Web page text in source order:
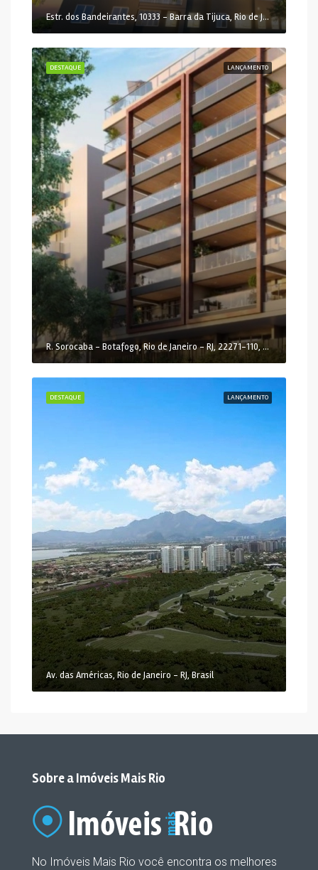
Estr. dos Bandeirantes, 10333 - Barra da Tijuca, Rio de Janeiro - RJ, 22783-115, Brasil
LANÇAMENTO
DESTAQUE
R. Sorocaba - Botafogo, Rio de Janeiro - RJ, 22271-110, Brasil
LANÇAMENTO
DESTAQUE
Av. das Américas, Rio de Janeiro - RJ, Brasil
Sobre a Imóveis Mais Rio
No Imóveis Mais Rio você encontra os melhores